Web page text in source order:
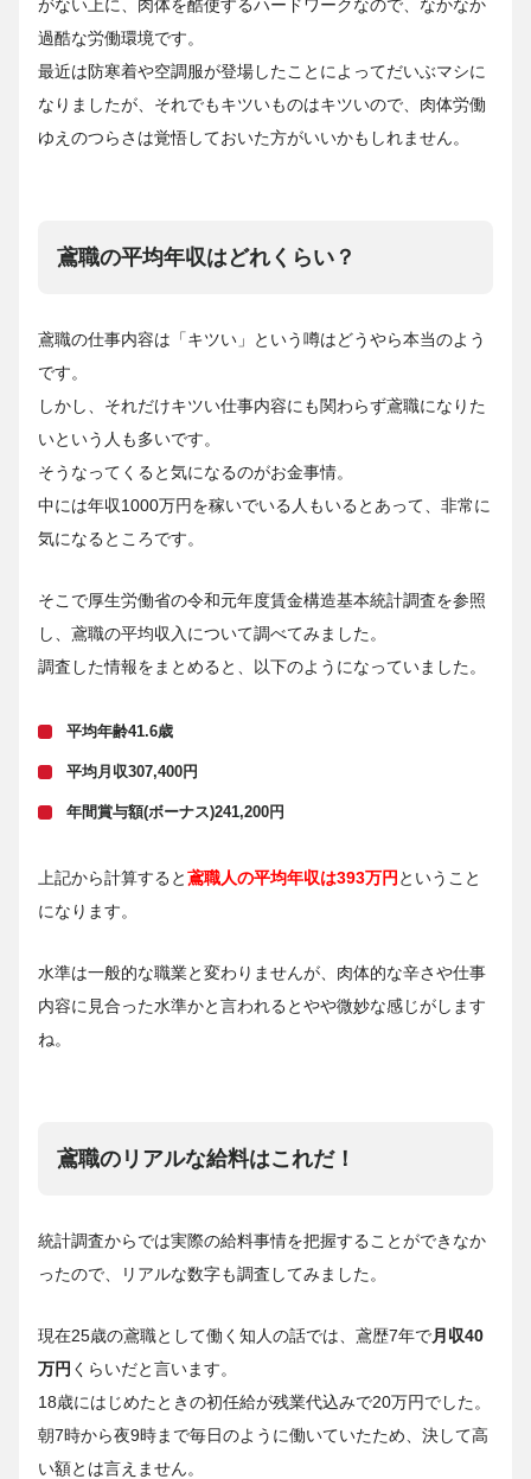
がない上に、肉体を酷使するハードワークなので、なかなか
過酷な労働環境です。
最近は防寒着や空調服が登場したことによってだいぶマシに
なりましたが、それでもキツいものはキツいので、肉体労働
ゆえのつらさは覚悟しておいた方がいいかもしれません。
鳶職の平均年収はどれくらい？
鳶職の仕事内容は「キツい」という噂はどうやら本当のよう
です。
しかし、それだけキツい仕事内容にも関わらず鳶職になりた
いという人も多いです。
そうなってくると気になるのがお金事情。
中には年収1000万円を稼いでいる人もいるとあって、非常に
気になるところです。
そこで厚生労働省の令和元年度賃金構造基本統計調査を参照
し、鳶職の平均収入について調べてみました。
調査した情報をまとめると、以下のようになっていました。
平均年齢41.6歳
平均月収307,400円
年間賞与額(ボーナス)241,200円
上記から計算すると鳶職人の平均年収は393万円 ということ
になります。
水準は一般的な職業と変わりませんが、肉体的な辛さや仕事
内容に見合った水準かと言われるとやや微妙な感じがします
ね。
鳶職のリアルな給料はこれだ！
統計調査からでは実際の給料事情を把握することができなか
ったので、リアルな数字も調査してみました。
現在25歳の鳶職として働く知人の話では、鳶歴7年で月収40
万円 くらいだと言います。
18歳にはじめたときの初任給が残業代込みで20万円でした。
朝7時から夜9時まで毎日のように働いていたため、決して高
い額とは言えません。